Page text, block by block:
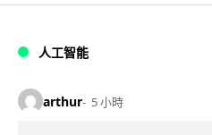
人工智能
arthur 5 小時